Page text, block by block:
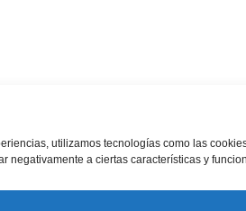
utilizamos tecnologías como las
negativamente a ciertas características y